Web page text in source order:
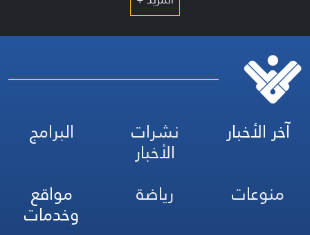
آخر الأخبار نشرات
الأخبار
البرامج
منوعات
رياضة مواقع
وخدمات